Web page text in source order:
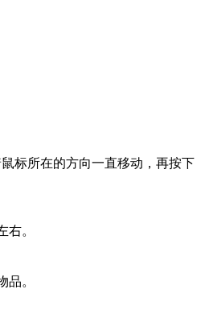
标所在的方向一直移动，再按下
。
。